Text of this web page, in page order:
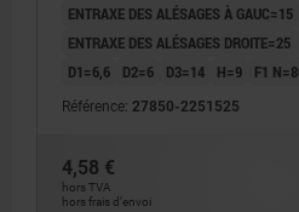
ENTRAXE DES ALÉSAGES À GAUC=15
ENTRAXE DES ALÉSAGES DROITE=25
D1=6,6
D2=6 D3=14 H=9 F1
Référence: 27850-2251525
4,58 €
hors TVA
hors frais d’envoi